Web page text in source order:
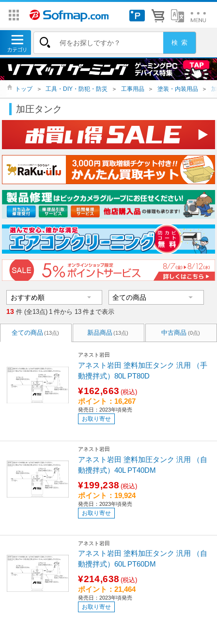
トップ ＞ 工具・DIY・防犯・防災 ＞ 工事用品 ＞ 塗装・内装用品 ＞
加圧タンク
13 件 (全13点) 1 件から 13 件まで表示
全ての商品 (13点) 新品商品 (13点) 中古商品 (0点)
アネスト岩田
アネスト岩田 塗料加圧タンク 汎用 （手
動攪拌式）80L PT80D
¥162,663 (税込)
ポイント：16,267
発売日：2023年頃発売
お取り寄せ
アネスト岩田
アネスト岩田 塗料加圧タンク 汎用 （自
動攪拌式）40L PT40DM
¥199,238 (税込)
ポイント：19,924
発売日：2023年頃発売
お取り寄せ
アネスト岩田
アネスト岩田 塗料加圧タンク 汎用 （自
動攪拌式）60L PT60DM
¥214,638 (税込)
ポイント：21,464
発売日：2023年頃発売
お取り寄せ